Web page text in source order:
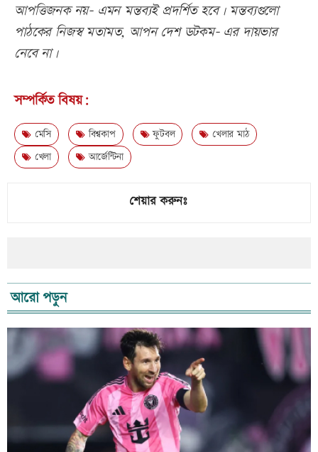
আপত্তিজনক নয়- এমন মন্তব্যই প্রদর্শিত হবে। মন্তব্যগুলো
পাঠকের নিজস্ব মতামত, আপন দেশ ডটকম- এর দায়ভার
নেবে না।
সম্পর্কিত বিষয়:
মেসি বিশ্বকাপ ফুটবল
খেলার মাঠ
খেলা
আর্জেন্টিনা
শেয়ার করুনঃ
আরো পড়ুন